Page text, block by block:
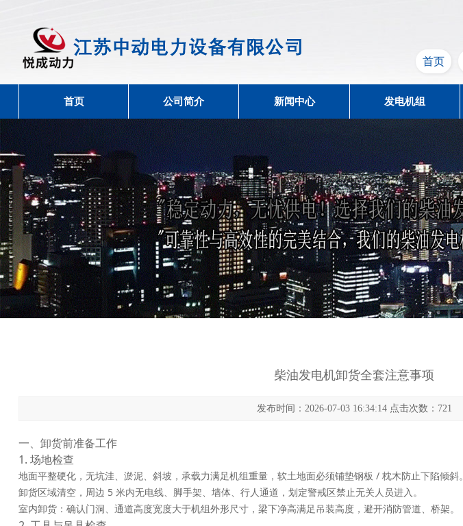
首页
首页 公司简介 新闻中心 发电机组
柴油发电机卸货全套注意事项
发布时间：2026-07-03 16:34:14 点击次数： 721
一、卸货前准备工作
1. 场地检查
地面平整硬化，无坑洼、淤泥、斜坡，承载力满足机组重量，软土地面必须铺垫钢板 / 枕木防止下陷倾斜。
卸货区域清空，周边 5 米内无电线、脚手架、墙体、行人通道，划定警戒区禁止无关人员进入。
室内卸货：确认门洞、通道高度宽度大于机组外形尺寸，梁下净高满足吊装高度，避开消防管道、桥架。